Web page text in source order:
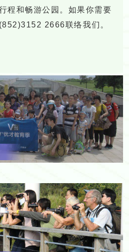
程和畅游公园。如果你需要
2666联络我们。